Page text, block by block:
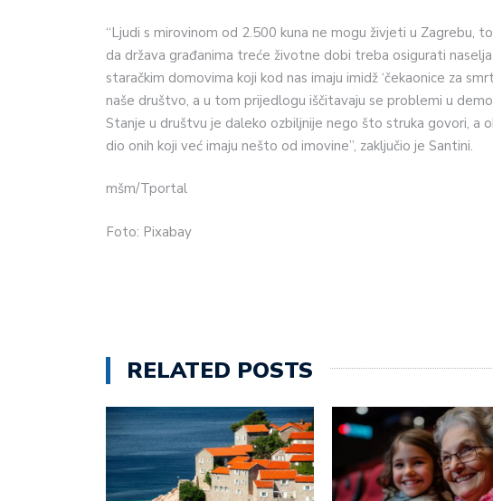
“Ljudi s mirovinom od 2.500 kuna ne mogu živjeti u Zagrebu,
da država građanima treće životne dobi treba osigurati
staračkim domovima koji kod nas imaju imidž ‘čekaonice za
naše društvo, a u tom prijedlogu iščitavaju se problemi u
Stanje u društvu je daleko ozbiljnije nego što struka govori, a
dio onih koji već imaju nešto od imovine”, zaključio je Santini.
mšm/Tportal
Foto: Pixabay
RELATED POSTS